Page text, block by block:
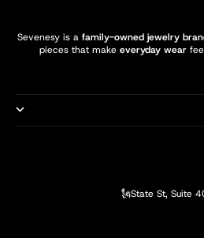
Sevenesy is a family-owned jewelry
pieces that make everyday wear